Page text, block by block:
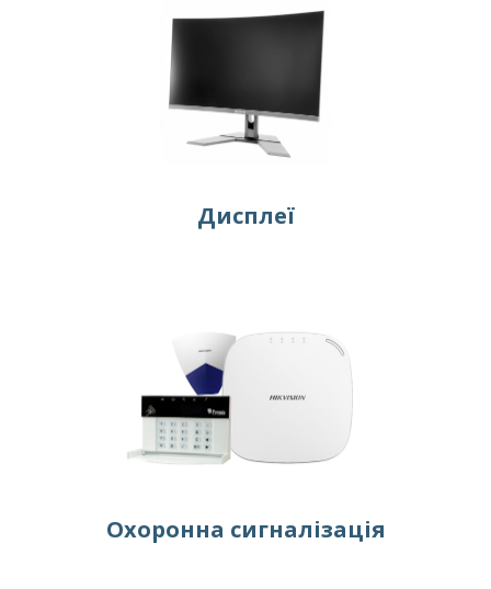
Дисплеї
Охоронна сигналізація